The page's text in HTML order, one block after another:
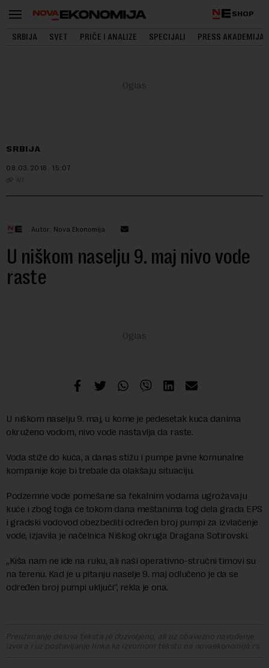
SHOP
SRBIJA SVET PRIČE I ANALIZE SPECIJALI PRESS AKADEMIJA
SRBIJA
08.03.2018. 15:07
N1
Autor: Nova Ekonomija
U niškom naselju 9. maj nivo vode
raste
U niškom naselju 9. maj, u kome je pedesetak kuća danima
okruženo vodom, nivo vode nastavlja da raste.
Voda stiže do kuća, a danas stižu i pumpe javne komunalne
kompanije koje bi trebale da olakšaju situaciju.
Podzemne vode pomešane sa fekalnim vodama ugrožavaju
kuće i zbog toga će tokom dana meštanima tog dela grada EPS
i gradski vodovod obezbediti određen broj pumpi za izvlačenje
vode, izjavila je načelnica Niškog okruga Dragana Sotirovski.
„Kiša nam ne ide na ruku, ali naši operativno-stručni timovi su
na terenu. Kad je u pitanju naselje 9. maj odlučeno je da se
određen broj pumpi uključi“, rekla je ona.
Preuzimanje delova teksta je dozvoljeno, ali uz obavezno navođenje
izvora i uz postavljanje linka ka izvornom tekstu na novaekonomija.rs